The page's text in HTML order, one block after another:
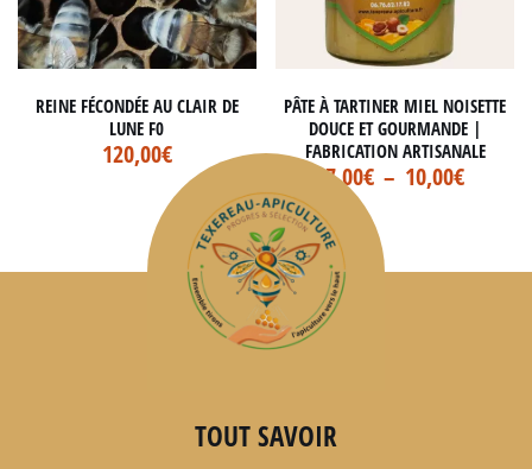
REINE FÉCONDÉE AU CLAIR DE
LUNE F0
120,00€
PÂTE À TARTINER MIEL NOISETTE
DOUCE ET GOURMANDE |
FABRICATION ARTISANALE
7,00€ – 10,00€
TOUT SAVOIR